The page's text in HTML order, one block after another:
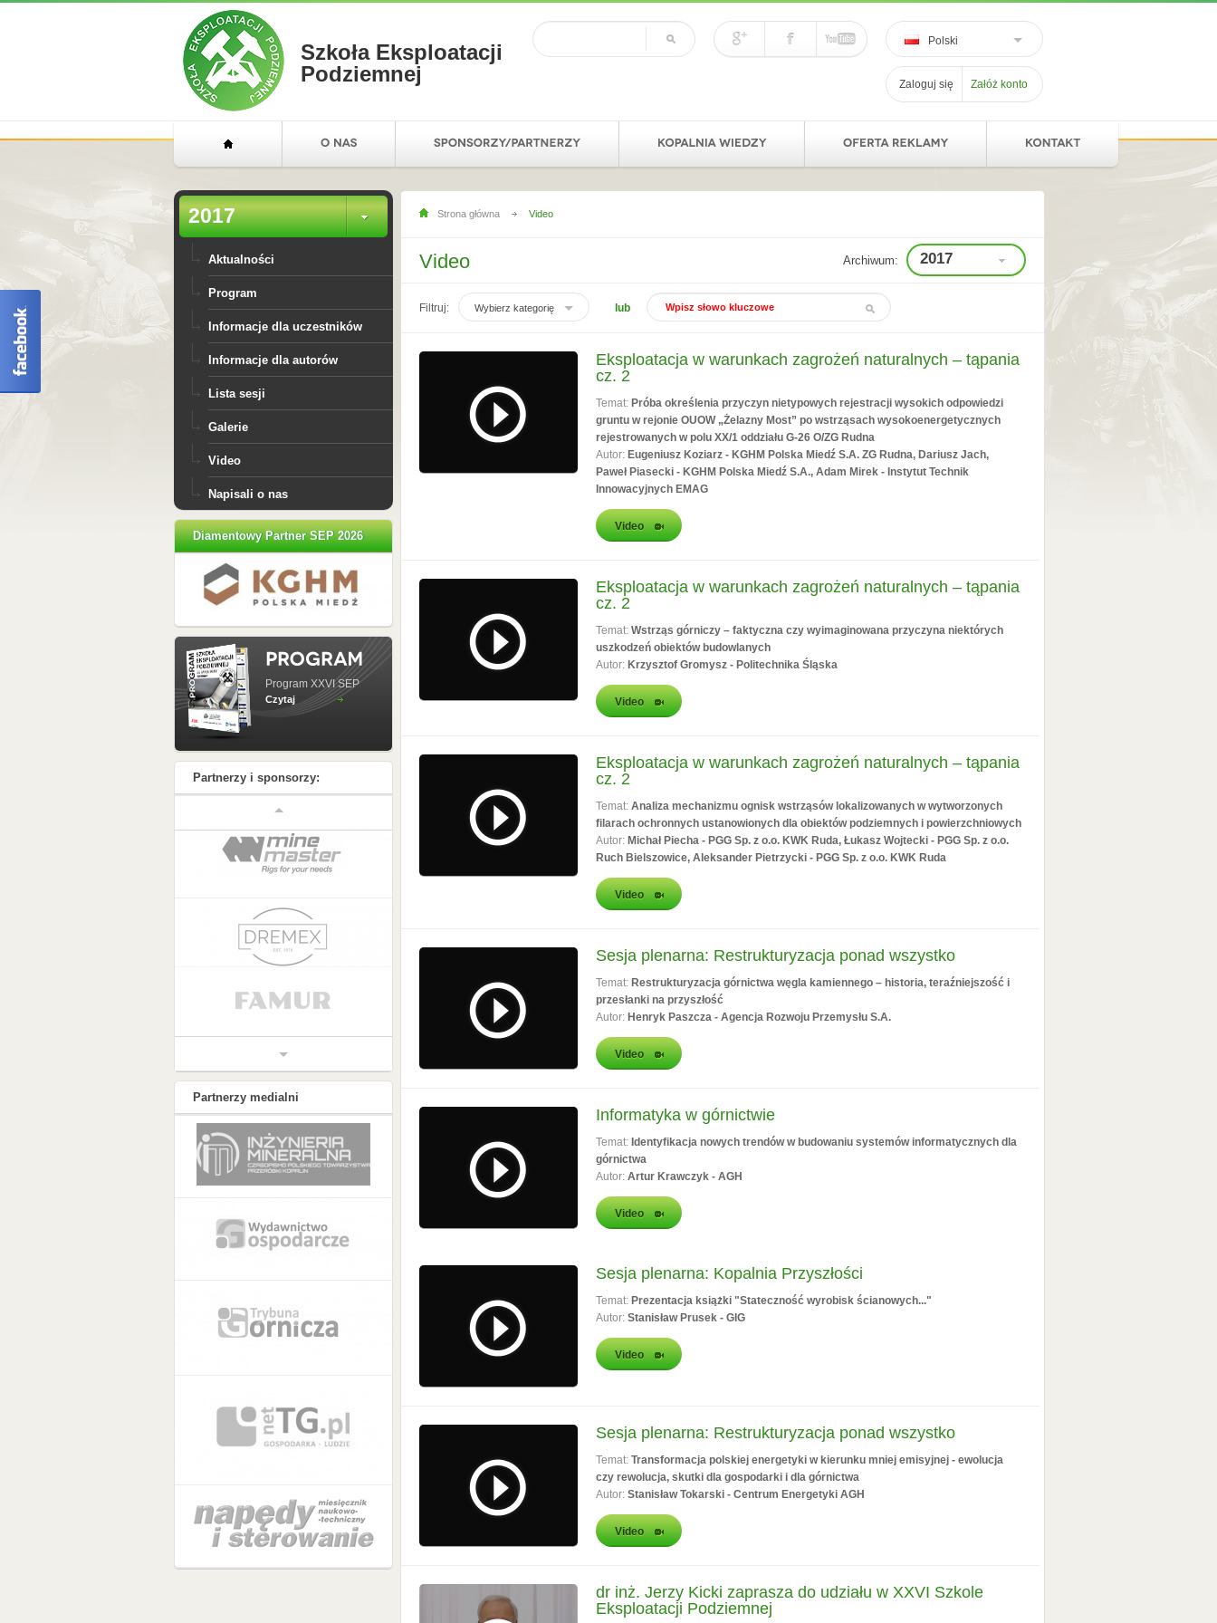
Szkoła Eksploatacji
Podziemnej
Polski
Zaloguj się Załóż konto
2017
Aktualności
Program
Informacje dla uczestników
Informacje dla autorów
Lista sesji
Galerie
Video
Napisali o nas
Diamentowy Partner SEP 2026
Program XXVI SEP
Czytaj
Partnerzy i sponsorzy:
Partnerzy medialni
Strona główna Video
Video Archiwum: 2017
Filtruj: Wybierz kategorię lub
Eksploatacja w warunkach zagrożeń naturalnych – tąpania
cz. 2
Temat: Próba określenia przyczyn nietypowych rejestracji wysokich odpowiedzi
gruntu w rejonie OUOW „Żelazny Most” po wstrząsach wysokoenergetycznych
rejestrowanych w polu XX/1 oddziału G-26 O/ZG Rudna
Autor: Eugeniusz Koziarz - KGHM Polska Miedź S.A. ZG Rudna, Dariusz Jach,
Paweł Piasecki - KGHM Polska Miedź S.A., Adam Mirek - Instytut Technik
Innowacyjnych EMAG
Video
Eksploatacja w warunkach zagrożeń naturalnych – tąpania
cz. 2
Temat: Wstrząs górniczy – faktyczna czy wyimaginowana przyczyna niektórych
uszkodzeń obiektów budowlanych
Autor: Krzysztof Gromysz - Politechnika Śląska
Video
Eksploatacja w warunkach zagrożeń naturalnych – tąpania
cz. 2
Temat: Analiza mechanizmu ognisk wstrząsów lokalizowanych w wytworzonych
filarach ochronnych ustanowionych dla obiektów podziemnych i powierzchniowych
Autor: Michał Piecha - PGG Sp. z o.o. KWK Ruda, Łukasz Wojtecki - PGG Sp. z o.o.
Ruch Bielszowice, Aleksander Pietrzycki - PGG Sp. z o.o. KWK Ruda
Video
Sesja plenarna: Restrukturyzacja ponad wszystko
Temat: Restrukturyzacja górnictwa węgla kamiennego – historia, teraźniejszość i
przesłanki na przyszłość
Autor: Henryk Paszcza - Agencja Rozwoju Przemysłu S.A.
Video
Informatyka w górnictwie
Temat: Identyfikacja nowych trendów w budowaniu systemów informatycznych dla
górnictwa
Autor: Artur Krawczyk - AGH
Video
Sesja plenarna: Kopalnia Przyszłości
Temat: Prezentacja książki "Stateczność wyrobisk ścianowych..."
Autor: Stanisław Prusek - GIG
Video
Sesja plenarna: Restrukturyzacja ponad wszystko
Temat: Transformacja polskiej energetyki w kierunku mniej emisyjnej - ewolucja
czy rewolucja, skutki dla gospodarki i dla górnictwa
Autor: Stanisław Tokarski - Centrum Energetyki AGH
Video
dr inż. Jerzy Kicki zaprasza do udziału w XXVI Szkole
Eksploatacji Podziemnej